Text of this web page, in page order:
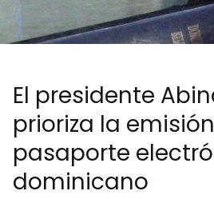
El presidente
prioriza la
pasaporte
dominicano